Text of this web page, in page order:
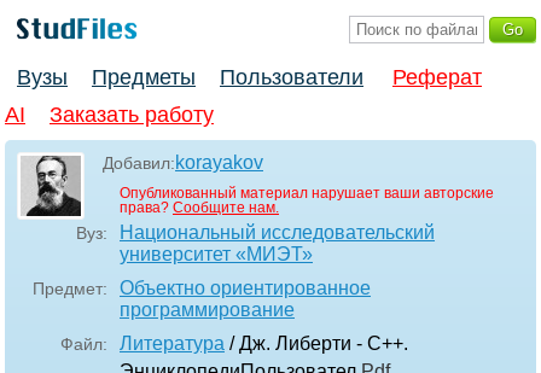
Вузы Предметы Пользователи
Реферат
AI
Заказать работу
Добавил:korayakov
Опубликованный материал нарушает ваши авторские
права? Сообщите нам.
Вуз:
Национальный исследовательский
университет «МИЭТ»
Предмет:
Объектно ориентированное
программирование
Файл: Литература / Дж. Либерти - С++.